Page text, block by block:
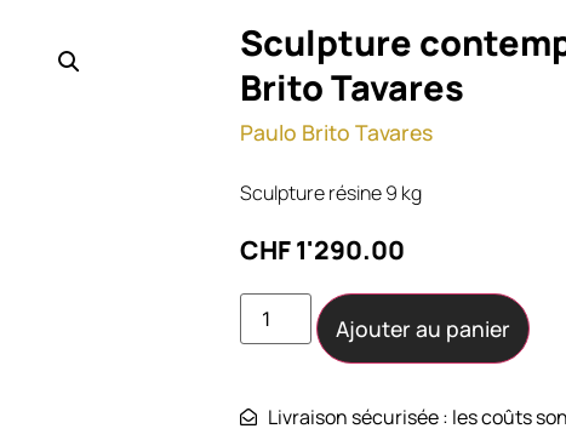
Sculpture
Brito Tavares
Paulo Brito Tavares
Sculpture résine 9 kg
CHF1'290.00
Ajouter au panier
Livraison sécurisée : les coûts